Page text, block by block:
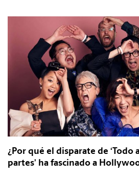
¿Por qué el disparate de ‘Todo
partes’ ha fascinado a